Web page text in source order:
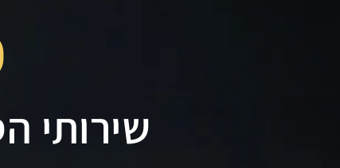
שירותי